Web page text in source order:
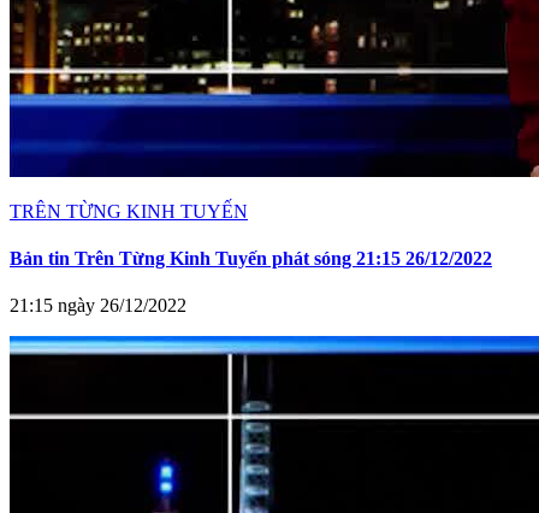
TRÊN TỪNG KINH TUYẾN
Bản tin Trên Từng Kinh Tuyến phát sóng 21:15 26/12/2022
21:15 ngày 26/12/2022